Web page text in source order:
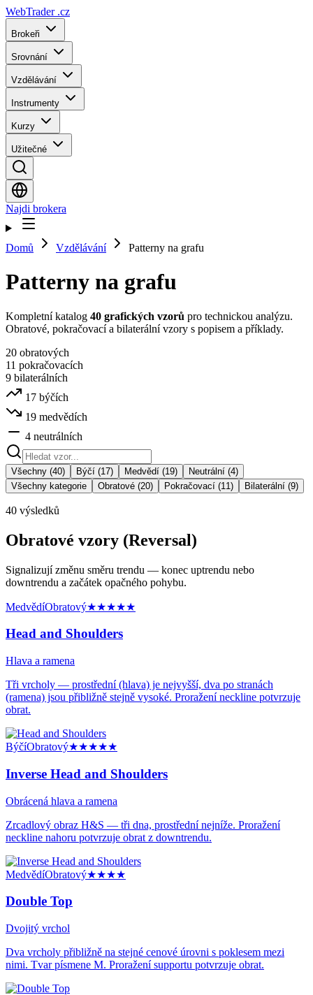
WebTrader .cz
Brokeři
Srovnání
Vzdělávání
Instrumenty
Kurzy
Užitečné
Najdi brokera
Domů Vzdělávání Patterny na grafu
Patterny na grafu
Kompletní katalog 40 grafických vzorů pro technickou analýzu.
Obratové, pokračovací a bilaterální vzory s popisem a příklady.
20 obratových
11 pokračovacích
9 bilaterálních
17 býčích
19 medvědích
4 neutrálních
Všechny (40) Býčí (17) Medvědí (19)
Neutrální (4)
Všechny kategorie
Obratové (20) Pokračovací (11) Bilaterální (9)
40 výsledků
Obratové vzory (Reversal)
Signalizují změnu směru trendu — konec uptrendu nebo
downtrendu a začátek opačného pohybu.
MedvědíObratový★★★★★
Head and Shoulders
Hlava a ramena
Tři vrcholy — prostřední (hlava) je nejvyšší, dva po stranách
(ramena) jsou přibližně stejně vysoké. Proražení neckline potvrzuje
obrat.
BýčíObratový★★★★★
Inverse Head and Shoulders
Obrácená hlava a ramena
Zrcadlový obraz H&S — tři dna, prostřední nejníže. Proražení
neckline nahoru potvrzuje obrat z downtrendu.
MedvědíObratový★★★★
Double Top
Dvojitý vrchol
Dva vrcholy přibližně na stejné cenové úrovni s poklesem mezi
nimi. Tvar písmene M. Proražení supportu potvrzuje obrat.